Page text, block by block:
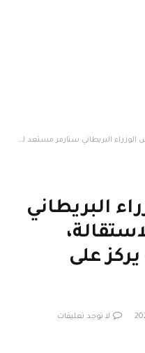
ستارمر مستعد للاستقالة، ويقول المصدر إنه يركز على الوظيفة
البريطاني
على
لا توجد تعليقات